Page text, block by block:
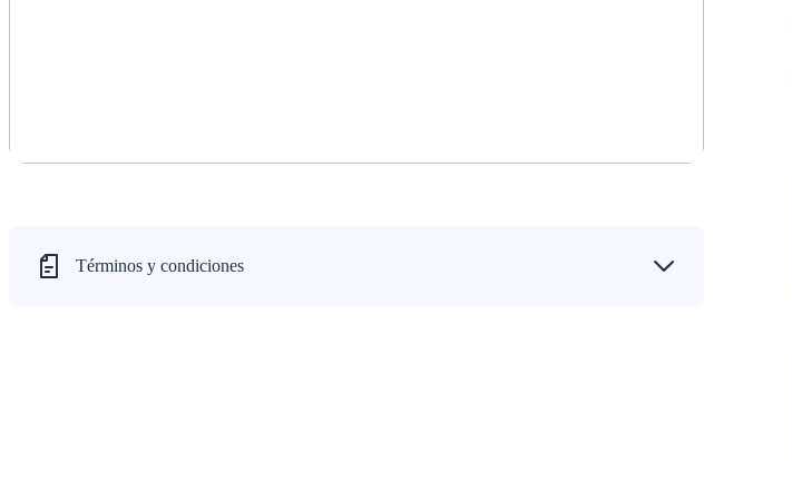
Términos y condiciones